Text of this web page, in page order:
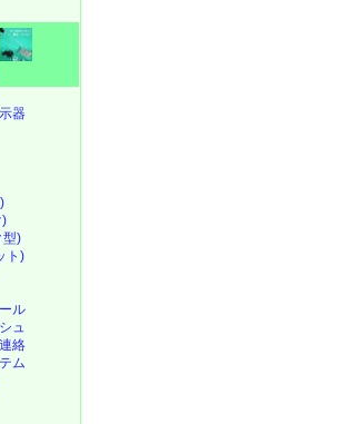
器
)
型)
ト)
ル
ュ
絡
ム